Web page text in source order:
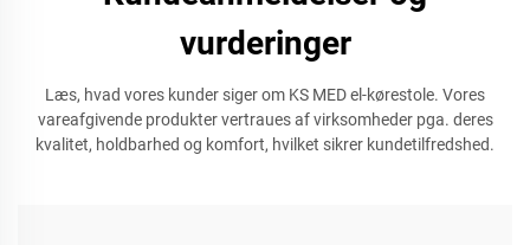
vurderinger
Læs, hvad vores kunder siger om KS MED el-kørestole. Vores
vareafgivende produkter vertraues af virksomheder pga. deres
kvalitet, holdbarhed og komfort, hvilket sikrer kundetilfredshed.